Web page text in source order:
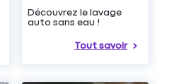
Découvrez le lavage
auto sans eau !
Tout savoir